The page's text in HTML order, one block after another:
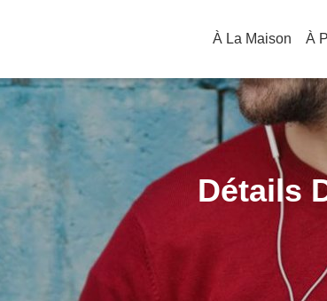
À La Maison
Détails